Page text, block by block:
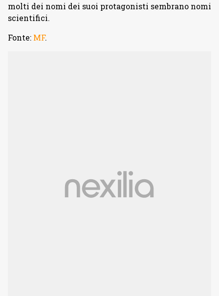
molti dei nomi dei suoi protagonisti sembrano nomi
scientifici.
Fonte: MF.